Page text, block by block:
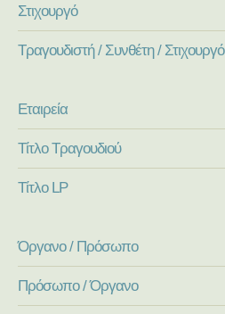
Στιχουργό
Τραγουδιστή / Συνθέτη / Στιχουργό
Εταιρεία
Τίτλο Τραγουδιού
Τίτλο LP
Όργανο / Πρόσωπο
Πρόσωπο / Όργανο